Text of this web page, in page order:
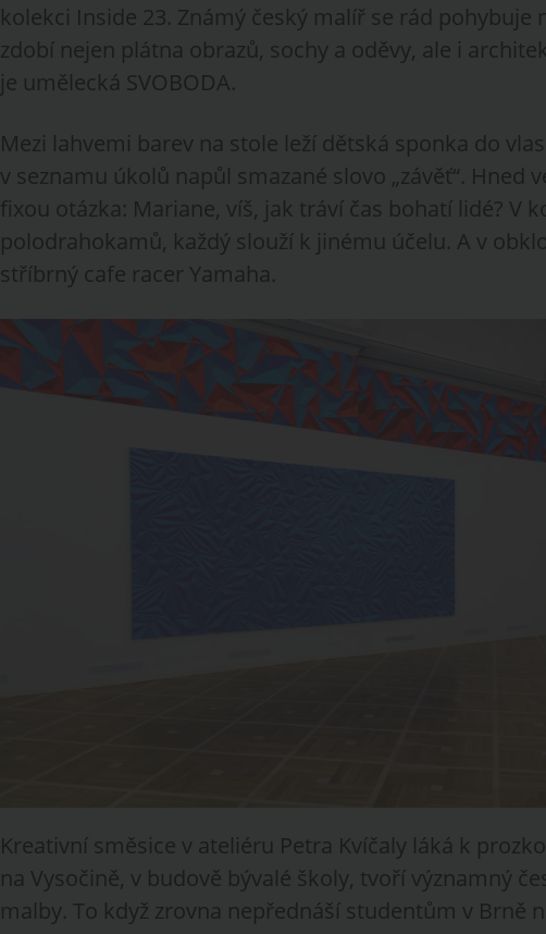
kolekci Inside 23. Známý český malíř se rád pohybuje
zdobí nejen plátna obrazů, sochy a oděvy, ale i
je umělecká SVOBODA.
Mezi lahvemi barev na stole leží dětská sponka do
v seznamu úkolů napůl smazané slovo „závěť“. Hned
fixou otázka: Mariane, víš, jak tráví čas bohatí lidé? V
polodrahokamů, každý slouží k jinému účelu. A v
stříbrný cafe racer Yamaha.
Kreativní směsice v ateliéru Petra Kvíčaly láká k
na Vysočině, v budově bývalé školy, tvoří významný
malby. To když zrovna nepřednáší studentům v Brně